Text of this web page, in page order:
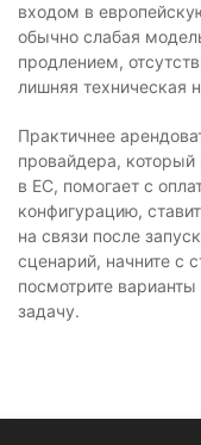
входом в
обычно слабая
продлением,
лишняя техническая
Практичнее
провайдера, который
в ЕС, помогает с
конфигурацию,
на связи после
сценарий, начните с
посмотрите варианты
задачу.